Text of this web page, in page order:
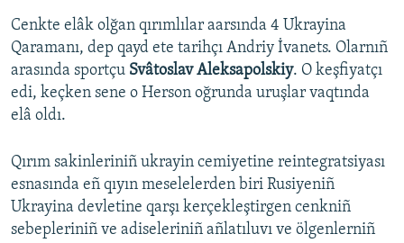
Cenkte elâk olğan qırımlılar aarsında 4 Ukrayina
Qaramanı, dep qayd ete tarihçı Andriy İvanets. Olarnıñ
arasında sportçu Svâtoslav Aleksapolskiy. O keşfiyatçı
edi, keçken sene o Herson oğrunda uruşlar vaqtında
elâ oldı.
Qırım sakinleriniñ ukrayin cemiyetine reintegratsiyası
esnasında eñ qıyın meselelerden biri Rusiyeniñ
Ukrayina devletine qarşı kerçekleştirgen cenkniñ
sebepleriniñ ve adiseleriniñ añlatıluvı ve ölgenlerniñ